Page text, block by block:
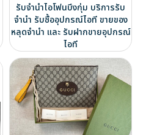
รับจำนำไอโฟนบึงกุ่ม บริการรับ
จำนำ รับซื้ออุปกรณ์ไอที ขายของ
หลุดจำนำ และ รับฝากขายอุปกรณ์
ไอที